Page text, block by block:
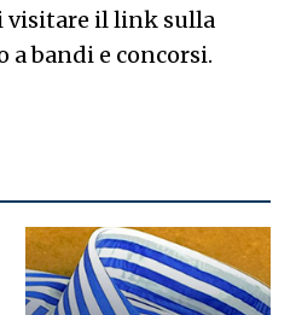
il link sulla
a bandi e concorsi.